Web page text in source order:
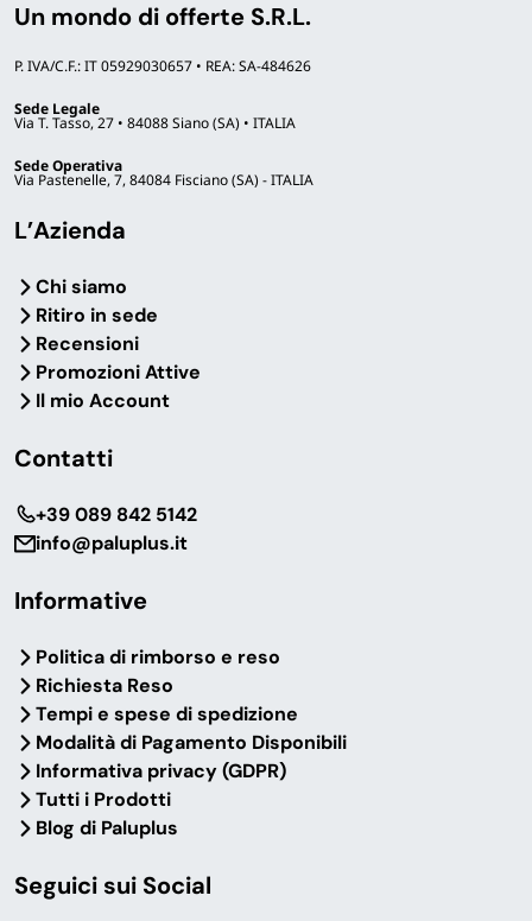
Un mondo di offerte S.R.L.
P. IVA/C.F.: IT 05929030657 • REA: SA-484626
Sede Legale
Via T. Tasso, 27 • 84088 Siano (SA) • ITALIA
Sede Operativa
Via Pastenelle, 7, 84084 Fisciano (SA) - ITALIA
L’Azienda
Chi siamo
Ritiro in sede
Recensioni
Promozioni Attive
Il mio Account
Contatti
‎+39 089 842 5142
info@paluplus.it
Informative
Politica di rimborso e reso
Richiesta Reso
Tempi e spese di spedizione
Modalità di Pagamento Disponibili
Informativa privacy (GDPR)
Tutti i Prodotti
Blog di Paluplus
Seguici sui Social